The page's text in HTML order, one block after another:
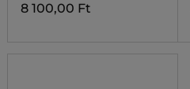
8 100,00 Ft